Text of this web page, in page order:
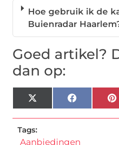
Hoe gebruik ik de
Buienradar
Goed artikel?
dan op:
X
(Twitter)
Facebook
Tags:
Aanbiedingen